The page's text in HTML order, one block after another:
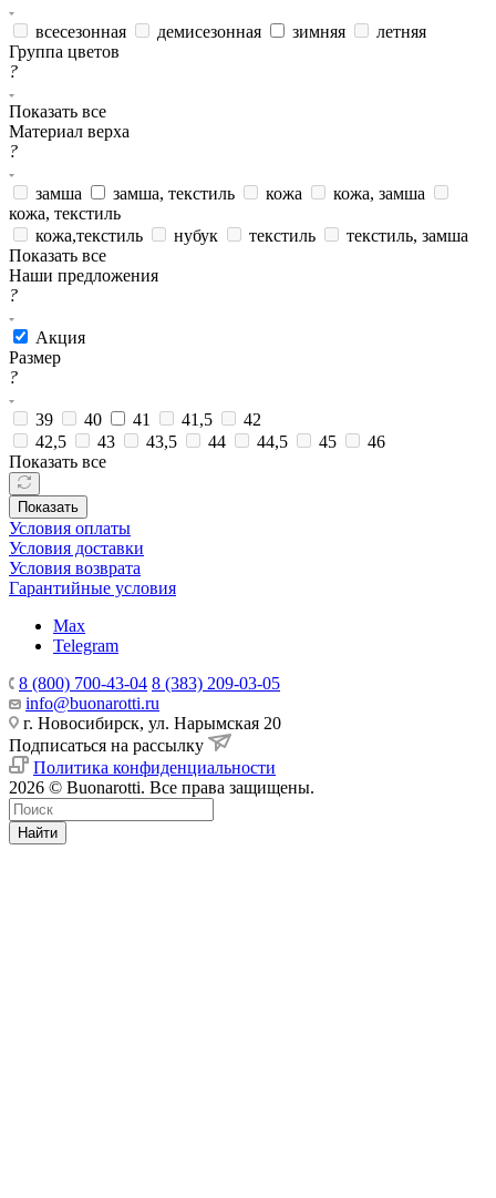
всесезонная демисезонная зимняя
летняя
Группа цветов
?
Показать все
Материал верха
?
замша замша, текстиль кожа
кожа, замша
кожа, текстиль
кожа,текстиль
нубук текстиль
текстиль, замша
Показать все
Наши предложения
?
Акция
Размер
?
39 40 41 41,5
42
42,5
43 43,5 44 44,5 45
46
Показать все
Показать
Условия оплаты
Условия доставки
Условия возврата
Гарантийные условия
Max
Telegram
8 (800) 700-43-04 8 (383) 209-03-05
info@buonarotti.ru
г. Новосибирск, ул. Нарымская 20
Подписаться на рассылку
Политика конфиденциальности
2026 © Buonarotti. Все права защищены.
Найти